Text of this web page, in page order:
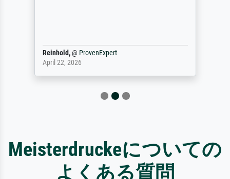
Reinhold,@ ProvenExpert
April 22, 2026
Meisterdruckeについての
よくある質問